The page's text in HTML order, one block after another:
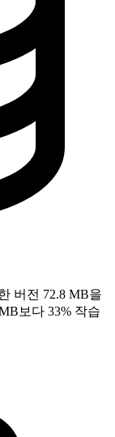
버전 72.8 MB을
보다 33% 작습